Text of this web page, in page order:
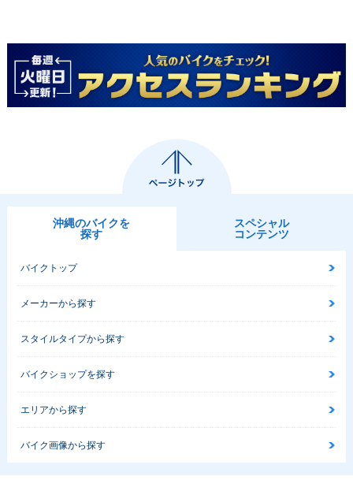
沖縄のバイクを
探す
スペシャル
コンテンツ
バイクトップ
メーカーから探す
スタイルタイプから探す
バイクショップを探す
エリアから探す
バイク画像から探す